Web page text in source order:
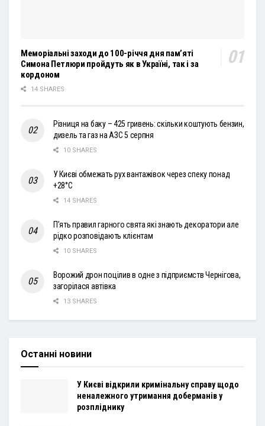
Меморіальні заходи до 100-річчя дня пам’яті
Симона Петлюри пройдуть як в Україні, так і за
кордоном
14 SHARES
Різниця на баку – 425 гривень: скільки коштують бензин,
дизель та газ на АЗС 5 серпня
10 SHARES
У Києві обмежать рух вантажівок через спеку понад
+28°С
14 SHARES
П’ять правил гарного свята які знають декоратори але
рідко розповідають клієнтам
10 SHARES
Ворожий дрон поцілив в одне з підприємств Чернігова,
загорілася автівка
13 SHARES
Останні новини
У Києві відкрили кримінальну справу щодо
неналежного утримання доберманів у
розпліднику